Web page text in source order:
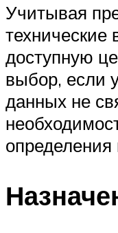
Учитывая
технические
доступную
выбор, если
данных не
определения